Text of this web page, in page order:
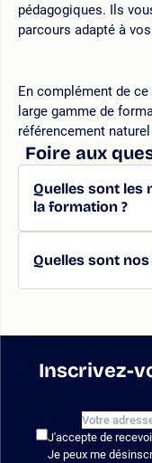
pédagogiques. Ils
parcours adapté à
En complément de
large gamme de
référencement
Foire aux
Quelles sont les
la formation ?
Quelles sont
Inscrivez-
J'accepte de
Je peux me